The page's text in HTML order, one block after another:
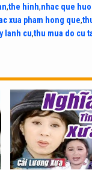
,the hinh,nhac que
xua pham hong que,
lanh cu,thu mua do cu